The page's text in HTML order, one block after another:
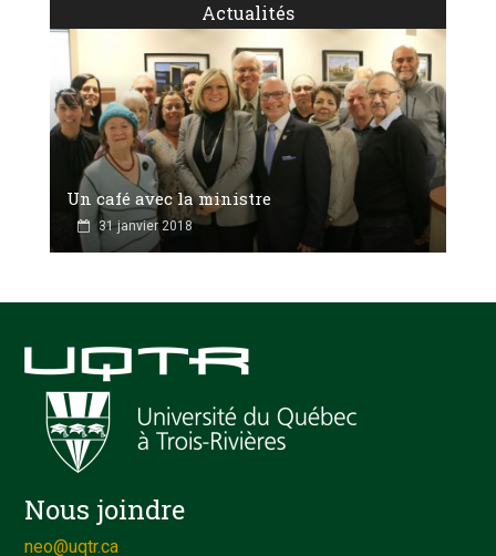
Actualités
Un café avec la ministre
31 janvier 2018
Nous joindre
neo@uqtr.ca